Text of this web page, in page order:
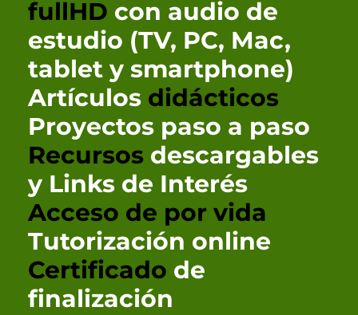
fullHD con audio de
estudio (TV, PC, Mac,
tablet y smartphone)
Artículos didácticos
Proyectos paso a paso
Recursos descargables
y Links de Interés
Acceso de por vida
Tutorización online
Certificado de
finalización